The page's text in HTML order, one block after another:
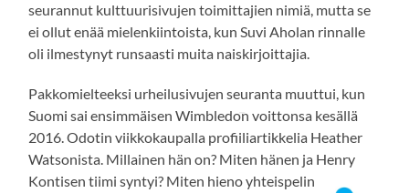
seurannut kulttuurisivujen toimittajien nimiä, mutta se
ei ollut enää mielenkiintoista, kun Suvi Aholan rinnalle
oli ilmestynyt runsaasti muita naiskirjoittajia.
Pakkomielteeksi urheilusivujen seuranta muuttui, kun
Suomi sai ensimmäisen Wimbledon voittonsa kesällä
2016. Odotin viikkokaupalla profiiliartikkelia Heather
Watsonista. Millainen hän on? Miten hänen ja Henry
Kontisen tiimi syntyi? Miten hieno yhteispelin